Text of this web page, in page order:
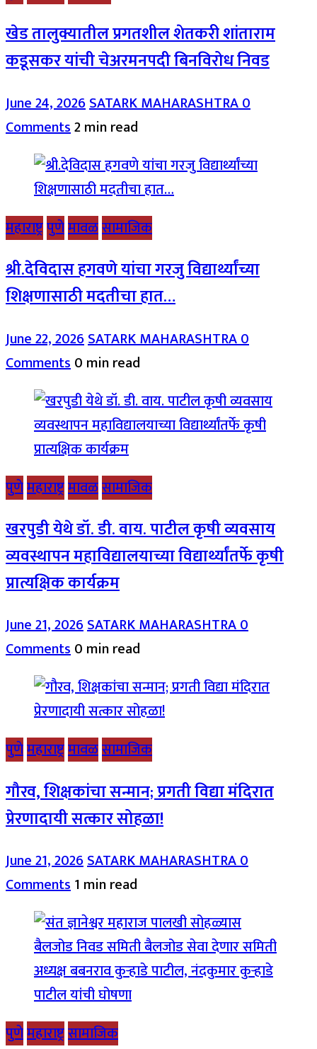
खेड तालुक्यातील प्रगतशील शेतकरी शांताराम
कडूसकर यांची चेअरमनपदी बिनविरोध निवड
June 24, 2026SATARK MAHARASHTRA0
Comments2 min read
महाराष्ट्रपुणेमावळसामाजिक
श्री.देविदास हगवणे यांचा गरजु विद्यार्थ्यांच्या
शिक्षणासाठी मदतीचा हात…
June 22, 2026SATARK MAHARASHTRA0
Comments0 min read
पुणेमहाराष्ट्रमावळसामाजिक
खरपुडी येथे डॉ. डी. वाय. पाटील कृषी व्यवसाय
व्यवस्थापन महाविद्यालयाच्या विद्यार्थ्यांतर्फे कृषी
प्रात्यक्षिक कार्यक्रम
June 21, 2026SATARK MAHARASHTRA0
Comments0 min read
पुणेमहाराष्ट्रमावळसामाजिक
गौरव, शिक्षकांचा सन्मान; प्रगती विद्या मंदिरात
प्रेरणादायी सत्कार सोहळा!
June 21, 2026SATARK MAHARASHTRA0
Comments1 min read
पुणेमहाराष्ट्रसामाजिक